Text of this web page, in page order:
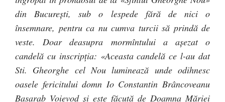
din Bucureşti, sub o lespede fără de nici o
însemnare, pentru ca nu cumva turcii să prindă de
veste. Doar deasupra mormîntului a aşezat o
candelă cu inscripţia: «Aceasta candelă ce l-au dat
Sti. Gheorghe cel Nou luminează unde odihnesc
oasele fericitului domn Io Constantin Brâncoveanu
Basarab Voievod şi este făcută de Doamna Măriei